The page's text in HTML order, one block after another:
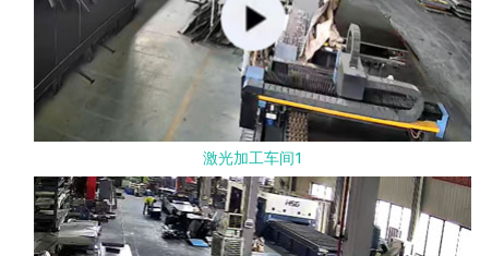
激光加工车间1